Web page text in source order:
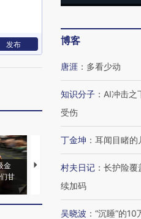
发布
金
甘
马航飞行员跨国走私7万
视
博客
唐涯 ： 多看少动
知识分子 ： AI冲击之
受伤
丁金坤 ： 耳闻目睹的
村夫日记 ： 长护险覆
续加码
吴晓波 ： “沉睡”的10